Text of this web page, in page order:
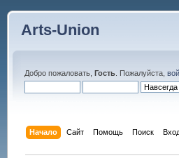
Arts-Union
Добро пожаловать, Гость. Пожалуйста,
Начало Сайт Помощь Поиск